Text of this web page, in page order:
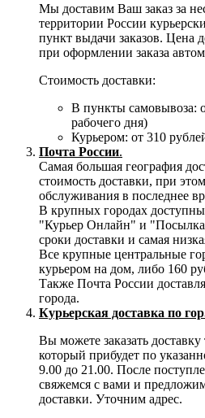
Мы доставим Ваш заказ за
территории России
пункт выдачи заказов. Цена
при оформлении заказа
Стоимость доставки:
В пункты самовывоза:
рабочего дня)
Курьером: от 310
Почта России.
Самая большая география
стоимость доставки, при
обслуживания в последнее
В крупных городах
"Курьер Онлайн" и
сроки доставки и самая
Все крупные центральные
курьером на дом, либо 160
Также Почта России
города.
Курьерская доставка по
Вы можете заказать
который прибудет по
9.00 до 21.00. После
свяжемся с вами и
доставки. Уточним адрес.